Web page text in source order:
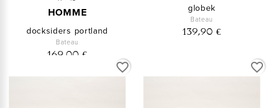
HOMME
docksiders portland
Bateau
169,00 €
globek
Bateau
139,90 €
favorite_border favorite_border